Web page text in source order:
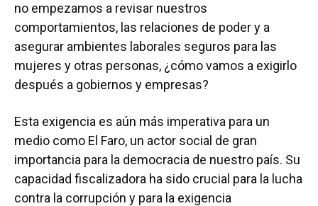
no empezamos a revisar nuestros
comportamientos, las relaciones de poder y a
asegurar ambientes laborales seguros para las
mujeres y otras personas, ¿cómo vamos a exigirlo
después a gobiernos y empresas?
Esta exigencia es aún más imperativa para un
medio como El Faro, un actor social de gran
importancia para la democracia de nuestro país. Su
capacidad fiscalizadora ha sido crucial para la lucha
contra la corrupción y para la exigencia